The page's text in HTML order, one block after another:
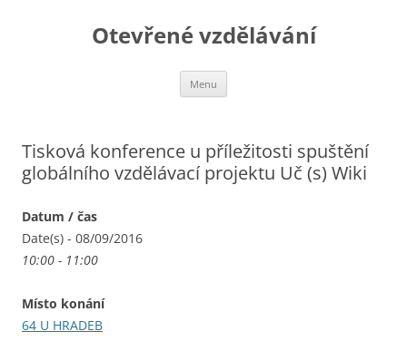
Otevřené vzdělávání
Menu
Tisková konference u příležitosti spuštění
globálního vzdělávací projektu Uč (s) Wiki
Datum / čas
Date(s) - 08/09/2016
10:00 - 11:00
Místo konání
64 U HRADEB